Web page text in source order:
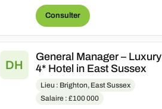
outstanding opportunity to
lead a success...
Consulter
DH
General Manager – Luxury
4* Hotel in East Sussex
Lieu : Brighton, East Sussex
Salaire : £100 000